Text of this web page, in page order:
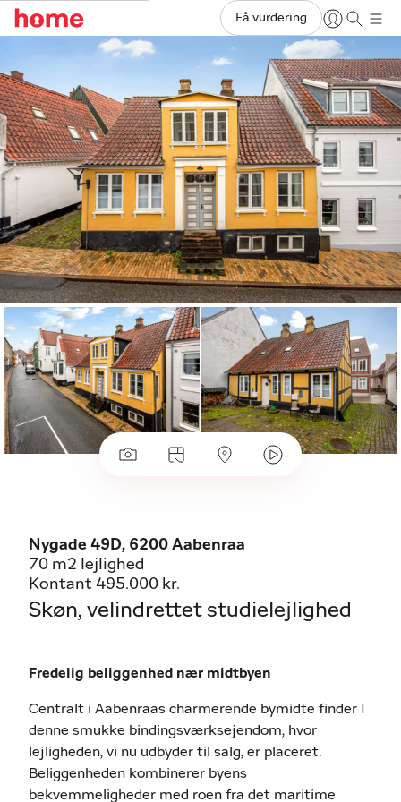
Få vurdering
Nygade 49D, 6200 Aabenraa
70 m2 lejlighed
Kontant 495.000 kr.
Skøn, velindrettet studielejlighed
Fredelig beliggenhed nær midtbyen
Centralt i Aabenraas charmerende bymidte finder I
denne smukke bindingsværksejendom, hvor
lejligheden, vi nu udbyder til salg, er placeret.
Beliggenheden kombinerer byens
bekvemmeligheder med roen fra det maritime